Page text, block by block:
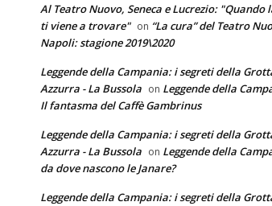
Al Teatro Nuovo, Seneca e Lucrezio: "Quando
ti viene a trovare" on “La cura” del Teatro
Napoli: stagione 2019\2020
Leggende della Campania: i segreti della
Azzurra - La Bussola on Leggende della
Il fantasma del Caffè Gambrinus
Leggende della Campania: i segreti della
Azzurra - La Bussola on Leggende della
da dove nascono le Janare?
Leggende della Campania: i segreti della